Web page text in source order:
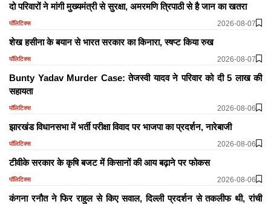
दो परिवारों ने मांगी मुख्यमंत्री से सुरक्षा, अमरमणि त्रिपाठी से है जान का खतरा
पॉलिटिक्स 2026-08-07
शेख हसीना के बयान से भारत सरकार का किनारा, स्षप्ट किया रुख
पॉलिटिक्स 2026-08-07
Bunty Yadav Murder Case: तेजस्वी यादव ने परिवार को दी 5 लाख की
सहायता
पॉलिटिक्स 2026-08-06
झारखंड विधानसभा में भर्ती परीक्षा विवाद पर भाजपा का प्रदर्शन, नारेबाजी
पॉलिटिक्स 2026-08-06
टीवीके सरकार के कृषि बजट में किसानों की आय बढ़ाने पर फोकस
पॉलिटिक्स 2026-08-06
कंगना रनौत ने फिर राहुल से किए सवाल, दिल्ली प्रदर्शन से तकलीफ थी, रांची